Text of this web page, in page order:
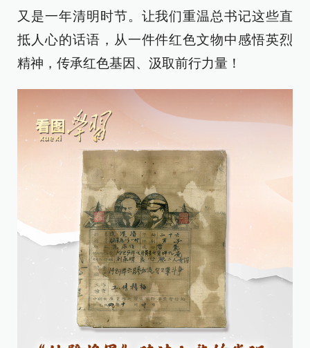
又是一年清明时节。让我们重温总书记这些直
抵人心的话语，从一件件红色文物中感悟英烈
精神，传承红色基因、汲取前行力量！